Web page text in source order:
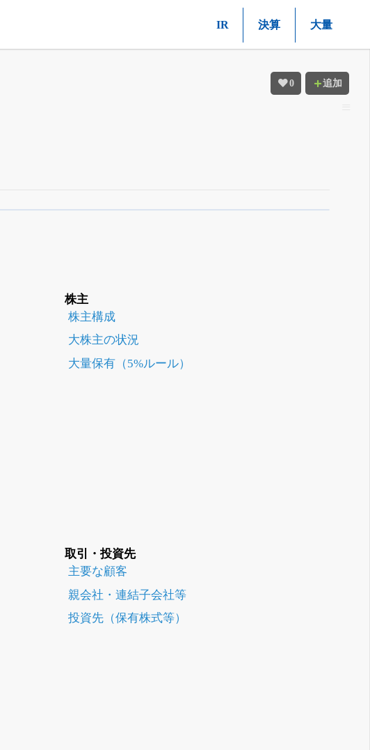
IR 決算 大量
0 追加
株主
株主構成
大株主の状況
大量保有（5%ルール）
取引・投資先
主要な顧客
親会社・連結子会社等
投資先（保有株式等）